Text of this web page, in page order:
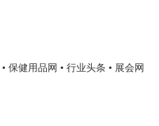
• 保健用品网 • 行业头条 • 展会网